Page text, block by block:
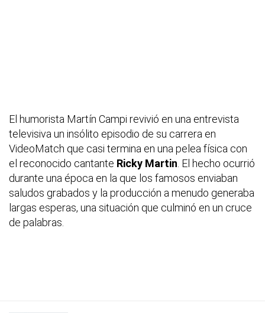
El humorista Martín Campi revivió en una entrevista
televisiva un insólito episodio de su carrera en
VideoMatch que casi termina en una pelea física con
el reconocido cantante Ricky Martin . El hecho ocurrió
durante una época en la que los famosos enviaban
saludos grabados y la producción a menudo generaba
largas esperas, una situación que culminó en un cruce
de palabras.